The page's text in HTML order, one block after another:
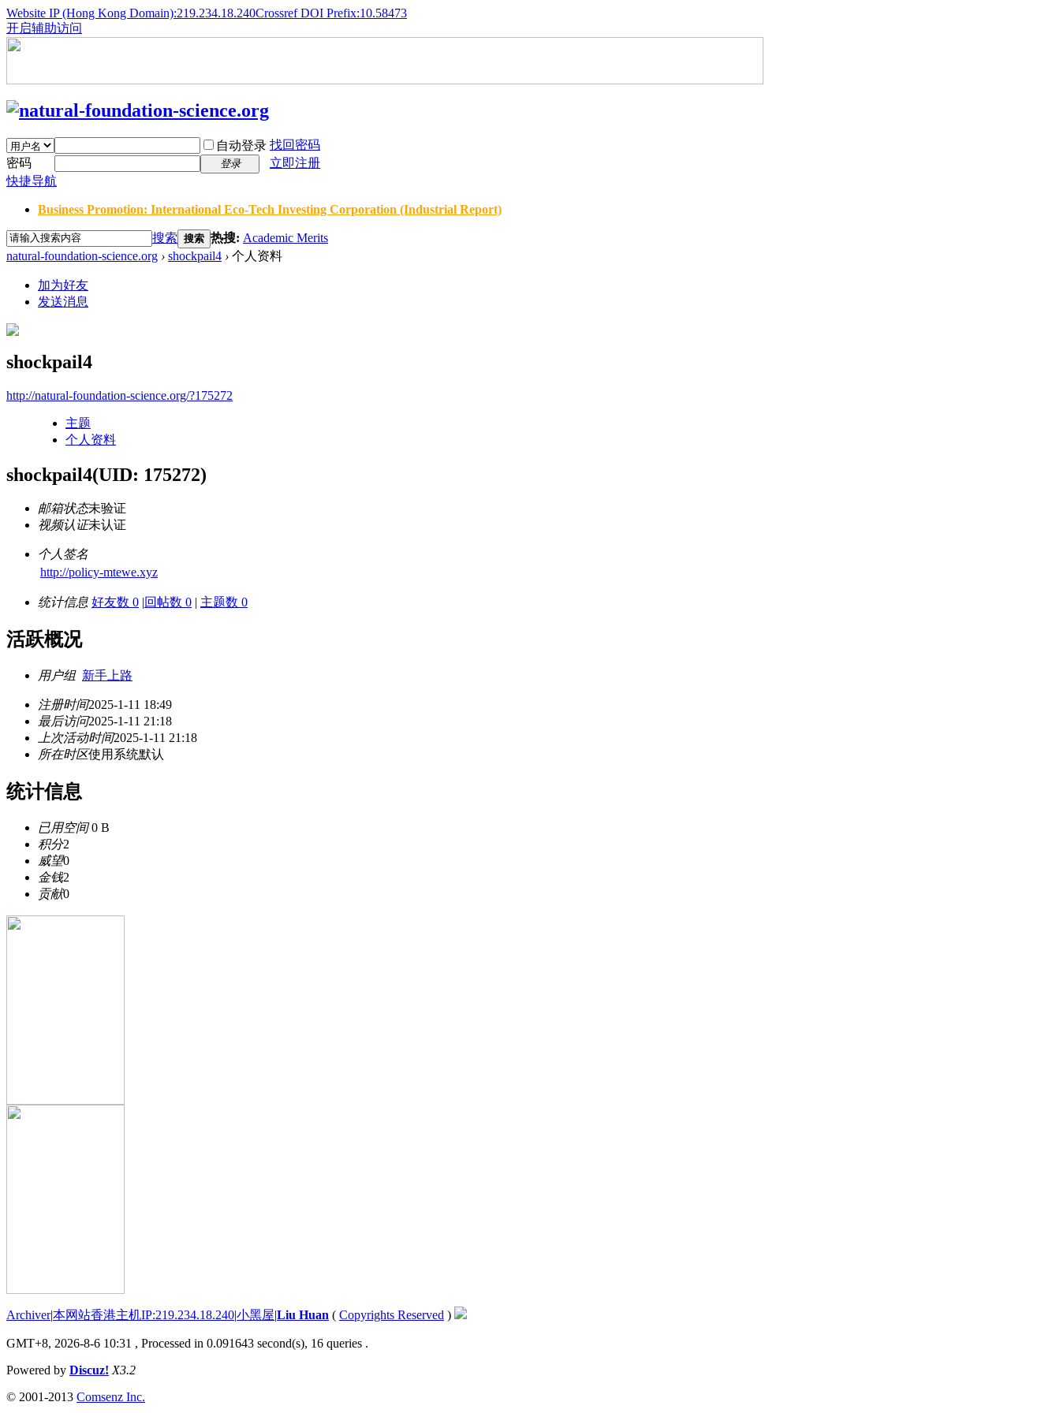
Website IP (Hong Kong Domain):219.234.18.240Crossref DOI Prefix:10.58473
开启辅助访问
自动登录 找回密码
密码
登录
立即注册
快捷导航
Business Promotion: International Eco-Tech Investing Corporation (Industrial Report)
搜索 搜索 热搜: Academic Merits
natural-foundation-science.org › shockpail4 › 个人资料
加为好友
发送消息
shockpail4
http://natural-foundation-science.org/?175272
主题
个人资料
shockpail4(UID: 175272)
邮箱状态未验证
视频认证未认证
个人签名
http://policy-mtewe.xyz
统计信息 好友数 0 |回帖数 0 | 主题数 0
活跃概况
用户组 新手上路
注册时间2025-1-11 18:49
最后访问2025-1-11 21:18
上次活动时间2025-1-11 21:18
所在时区使用系统默认
统计信息
已用空间0 B
积分2
威望0
金钱2
贡献0
Archiver|本网站香港主机IP:219.234.18.240|小黑屋|Liu Huan ( Copyrights Reserved )
GMT+8, 2026-8-6 10:31 , Processed in 0.091643 second(s), 16 queries .
Powered by Discuz! X3.2
© 2001-2013 Comsenz Inc.